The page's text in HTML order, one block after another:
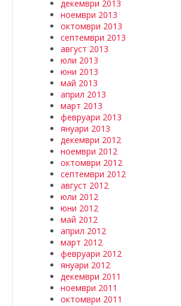
декември 2013
ноември 2013
октомври 2013
септември 2013
август 2013
юли 2013
юни 2013
май 2013
април 2013
март 2013
февруари 2013
януари 2013
декември 2012
ноември 2012
октомври 2012
септември 2012
август 2012
юли 2012
юни 2012
май 2012
април 2012
март 2012
февруари 2012
януари 2012
декември 2011
ноември 2011
октомври 2011